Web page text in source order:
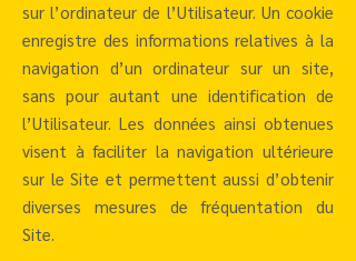
sur l’ordinateur de l’Utilisateur. Un cookie
enregistre des informations relatives à la
navigation d’un ordinateur sur un site,
sans pour autant une identification de
l’Utilisateur. Les données ainsi obtenues
visent à faciliter la navigation ultérieure
sur le Site et permettent aussi d’obtenir
diverses mesures de fréquentation du
Site.